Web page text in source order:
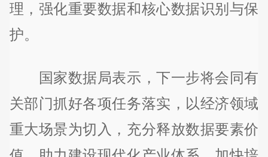
理，强化重要数据和核心数据识别与保
护。
国家数据局表示，下一步将会同有
关部门抓好各项任务落实，以经济领域
重大场景为切入，充分释放数据要素价